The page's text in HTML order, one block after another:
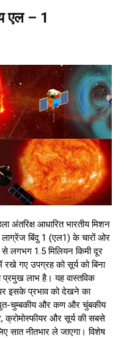
एल – 1
अंतरिक्ष आधारित भारतीय मिशन
लाग्रेंज बिंदु 1 (एल1) के चारों ओर
से लगभग 1.5 मिलियन किमी दूर
गए उपग्रह को सूर्य को बिना
लाभ है। यह वास्तविक
इसके प्रभाव को देखने का
चुम्बकीय और कण और चुंबकीय
क्रोमोस्फीयर और सूर्य की सबसे
सात नीतभार ले जाएगा। विशेष